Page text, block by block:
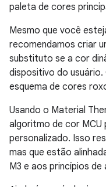
paleta de cores
Mesmo que você
recomendamos criar
substituto se a cor
dispositivo do
esquema de cores
Usando o Material
algoritmo de cor
personalizado. Isso
mas que estão
M3 e aos princípios